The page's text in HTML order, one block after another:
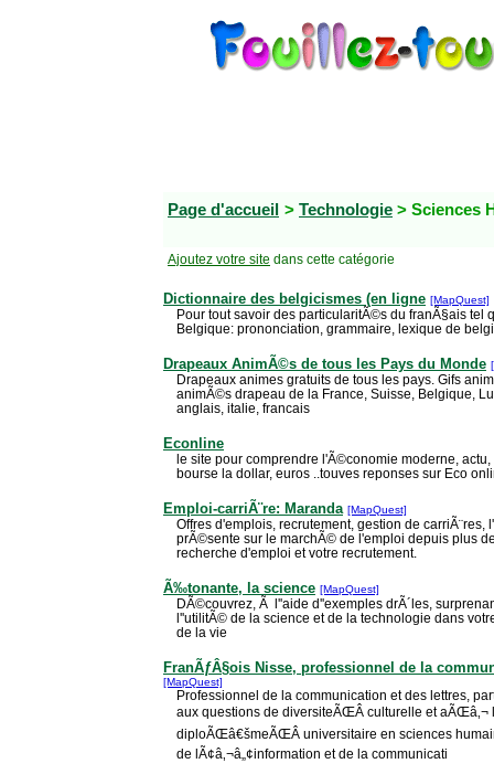
Page d'accueil > Technologie > Sciences
Ajoutez votre site dans cette catégorie
Dictionnaire des belgicismes (en ligne [MapQuest]
Pour tout savoir des particularitÃ©s du franÃ§ais tel
Belgique: prononciation, grammaire, lexique de
Drapeaux AnimÃ©s de tous les Pays du Monde
Drapeaux animes gratuits de tous les pays. Gifs
animÃ©s drapeau de la France, Suisse, Belgique,
anglais, italie, francais
Econline
le site pour comprendre l'Ã©conomie moderne,
bourse la dollar, euros ..touves reponses sur Eco
Emploi-carriÃ¨re: Maranda [MapQuest]
Offres d'emplois, recrutement, gestion de carriÃ¨res,
prÃ©sente sur le marchÃ© de l'emploi depuis plus
recherche d'emploi et votre recrutement.
Ã‰tonante, la science [MapQuest]
DÃ©couvrez, Ã l''aide d''exemples drÃ´les,
l''utilitÃ© de la science et de la technologie dans
de la vie
FranÃƒÂ§ois Nisse, professionnel de la
[MapQuest]
Professionnel de la communication et des lettres,
aux questions de diversiteÃŒÂ culturelle et aÃŒâ‚¬
diploÃŒâ€šmeÃŒÂ universitaire en sciences
de lÃ¢â‚¬â„¢information et de la communicati